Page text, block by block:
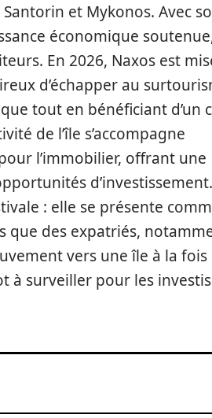
et Mykonos. Avec
économique
En 2026, Naxos est
d’échapper au
tout en bénéficiant d’un
de l’île s’accompagne
l’immobilier, offrant une
d’investissement.
: elle se présente
que des expatriés,
vers une île à la fois
à surveiller pour les